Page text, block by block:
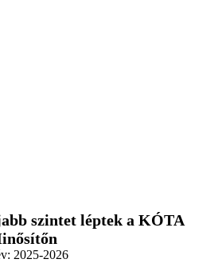
,
szintet léptek a KÓTA
2025-2026